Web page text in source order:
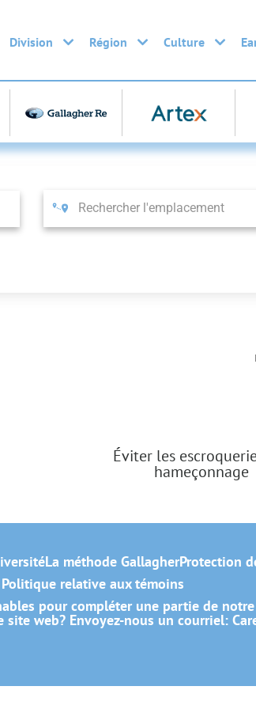
Division Région Culture
Éviter les
hameçonnage
La méthode GallagherProtection
Politique relative aux témoins
pour compléter une partie de notre
web? Envoyez-nous un courriel: